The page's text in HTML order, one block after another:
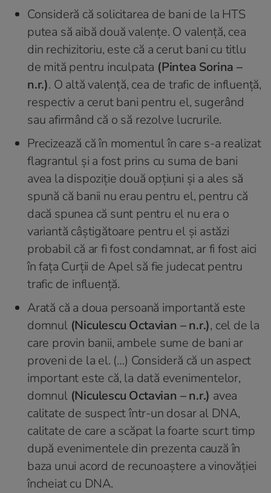
Consideră că solicitarea de bani de la HTS
putea să aibă două valențe. O valență, cea
din rechizitoriu, este că a cerut bani cu titlu
de mită pentru inculpata (Pintea Sorina –
n.r.). O altă valență, cea de trafic de influență,
respectiv a cerut bani pentru el, sugerând
sau afirmând că o să rezolve lucrurile.
Precizează că în momentul în care s-a realizat
flagrantul şi a fost prins cu suma de bani
avea la dispoziţie două opţiuni şi a ales să
spună că banii nu erau pentru el, pentru că
dacă spunea că sunt pentru el nu era o
variantă câştigătoare pentru el şi astăzi
probabil că ar fi fost condamnat, ar fi fost aici
în fața Curţii de Apel să fie judecat pentru
trafic de influență.
Arată că a doua persoană importantă este
domnul (Niculescu Octavian – n.r.), cel de la
care provin banii, ambele sume de bani ar
proveni de la el. (…) Consideră că un aspect
important este că, la dată evenimentelor,
domnul (Niculescu Octavian – n.r.) avea
calitate de suspect într-un dosar al DNA,
calitate de care a scăpat la foarte scurt timp
după evenimentele din prezenta cauză în
baza unui acord de recunoaștere a vinovăției
încheiat cu DNA.